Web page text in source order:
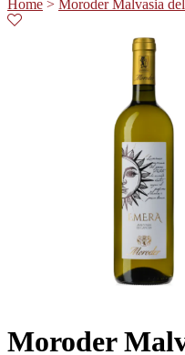
Home > Moroder Malvasia
Moroder